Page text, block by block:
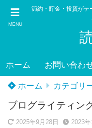
MENU
節約・貯金・投資がテ
ホーム お問い合わ
ホーム カテゴリ
ブログライティン
2025年9月28日 2023年